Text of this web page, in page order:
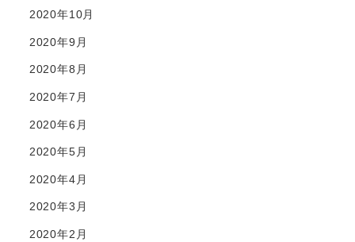
2020年10月
2020年9月
2020年8月
2020年7月
2020年6月
2020年5月
2020年4月
2020年3月
2020年2月